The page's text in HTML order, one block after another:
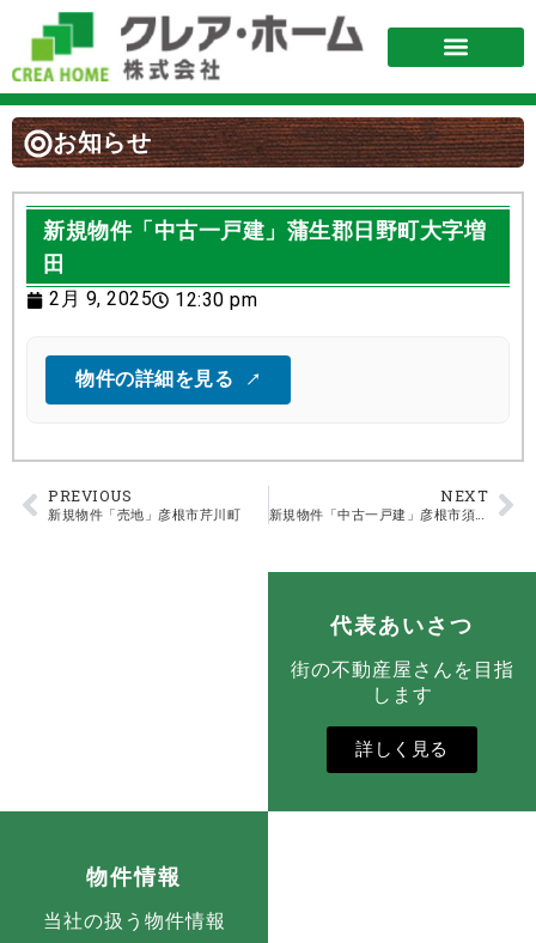
お知らせ
新規物件「中古一戸建」蒲生郡日野町大字増
田
2月 9, 2025 12:30 pm
物件の詳細を見る
PREVIOUS
新規物件「売地」彦根市芹川町
NEXT
新規物件「中古一戸建」彦根市須越町
代表あいさつ
街の不動産屋さんを目指
します
詳しく見る
物件情報
当社の扱う物件情報